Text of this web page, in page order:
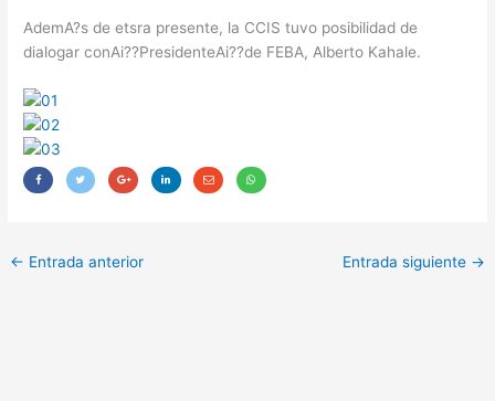
AdemA?s de etsra presente, la CCIS tuvo posibilidad de
dialogar conAi??PresidenteAi??de FEBA, Alberto Kahale.
← Entrada anterior Entrada siguiente →